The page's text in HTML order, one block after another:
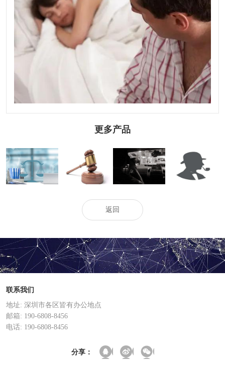
更多产品
母亲争取抚养权
的证据有什么
办理离婚证会被
问什么
起诉离婚判决书
下来了,是离婚了
吗
可依法判决准予
离婚的情形
返回
联系我们
地址: 深圳市各区皆有办公地点
邮箱: 190-6808-8456
电话: 190-6808-8456
分享：